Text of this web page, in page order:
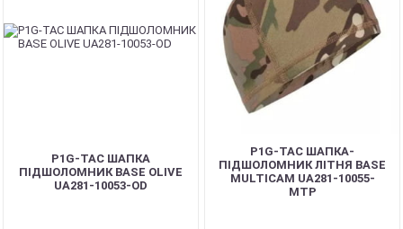
P1G-TAC ШАПКА
ПІДШОЛОМНИК BASE OLIVE
UA281-10053-OD
P1G-TAC ШАПКА-
ПІДШОЛОМНИК ЛІТНЯ BASE
MULTICAM UA281-10055-
MTP